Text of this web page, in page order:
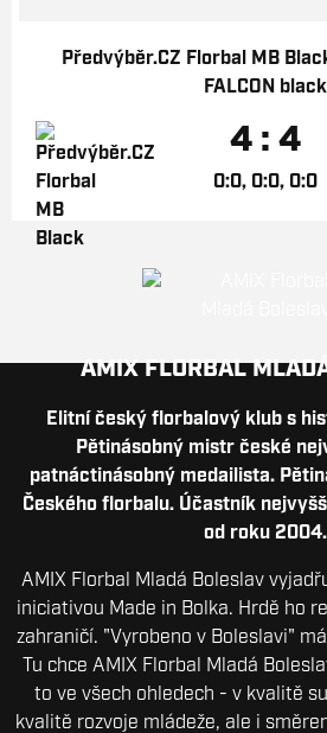
Předvýběr.CZ Florbal MB
FALCON black
4 : 4
0:0, 0:0, 0:0
AMIX FLORBAL
Elitní český florbalový klub s
Pětinásobný mistr české
patnáctinásobný medailista.
Českého florbalu. Účastník
od roku 2004.
AMIX Florbal Mladá Boleslav
iniciativou Made in Bolka. Hrdě ho
zahraničí. "Vyrobeno v Boleslavi"
Tu chce AMIX Florbal Mladá
to ve všech ohledech - v kvalitě
kvalitě rozvoje mládeže, ale i